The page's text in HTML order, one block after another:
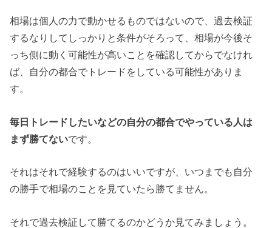
相場は個人の力で動かせるものではないので、過去検証
するなりしてしっかりと条件がそろって、相場が今後そ
っち側に動く可能性が高いことを確認してからでなけれ
ば、自分の都合でトレードをしている可能性がありま
す。
毎日トレードしたいなどの自分の都合でやっている人は
まず勝てないです。
それはそれで経験するのはいいですが、いつまでも自分
の勝手で相場のことを見ていたら勝てません。
それで過去検証して勝てるのかどうか見てみましょう。